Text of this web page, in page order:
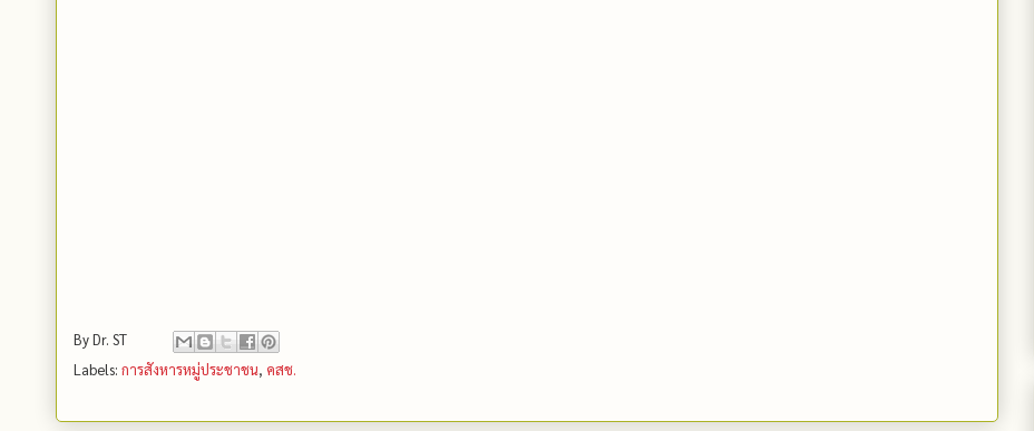
ByDr. ST
Labels: การสังหารหมู่ประชาชน, คสช.